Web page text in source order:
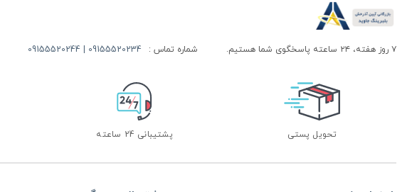
۷ روز هفته، ۲۴ ساعته پاسخگوی شما هستیم. شماره تماس : 09155520234 | 09155520244
تحویل پستی پشتیبانی 24 ساعته